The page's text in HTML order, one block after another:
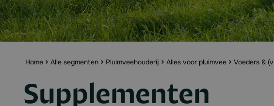
Home Alle segmenten Pluimveehouderij Alles voor pluimvee Voeders &
Supplementen